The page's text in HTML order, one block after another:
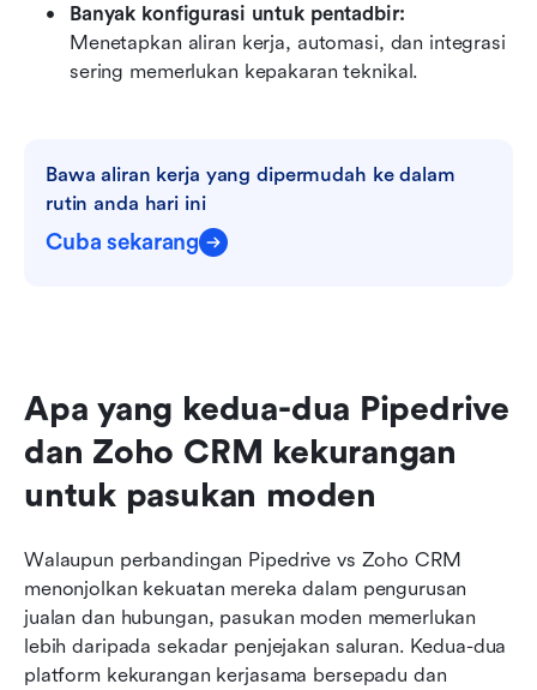
Banyak konfigurasi untuk pentadbir:
Menetapkan aliran kerja, automasi, dan integrasi
sering memerlukan kepakaran teknikal.
Bawa aliran kerja yang dipermudah ke dalam
rutin anda hari ini
Cuba sekarang
Apa yang kedua-dua Pipedrive
dan Zoho CRM kekurangan
untuk pasukan moden
Walaupun perbandingan Pipedrive vs Zoho CRM
menonjolkan kekuatan mereka dalam pengurusan
jualan dan hubungan, pasukan moden memerlukan
lebih daripada sekadar penjejakan saluran. Kedua-dua
platform kekurangan kerjasama bersepadu dan